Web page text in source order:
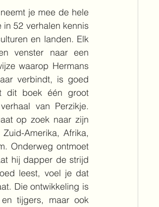
je mee de hele
52 verhalen kennis
en landen. Elk
venster naar een
waarop Hermans
verbindt, is goed
dit boek één groot
van Perzikje.
op zoek naar zijn
Amerika, Afrika,
Onderweg ontmoet
hij dapper de strijd
leest, voel je dat
Die ontwikkeling is
tijgers, maar ook